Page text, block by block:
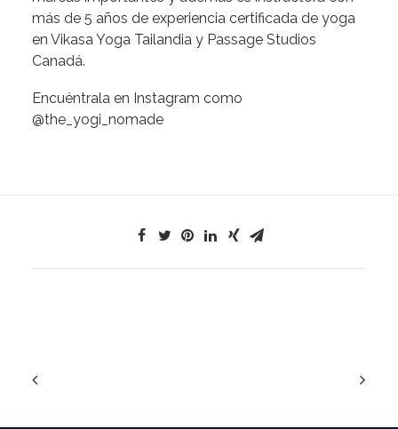
más de 5 años de experiencia certificada de yoga
en Vikasa Yoga Tailandia y Passage Studios
Canadá.
Encuéntrala en Instagram como
@the_yogi_nomade